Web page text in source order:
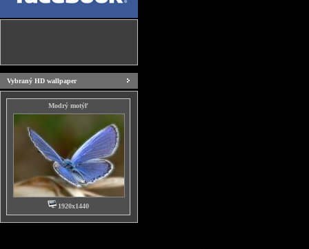
Vybraný HD wallpaper
Modrý motýľ
1920x1440